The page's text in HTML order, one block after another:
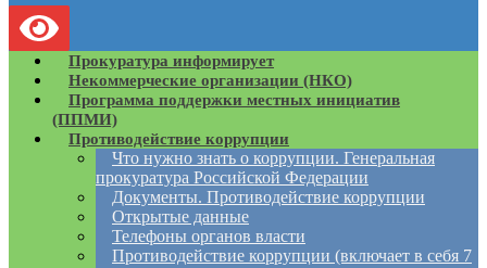
Прокуратура информирует
Некоммерческие организации (НКО)
Программа поддержки местных инициатив
(ППМИ)
Противодействие коррупции
Что нужно знать о коррупции. Генеральная
прокуратура Российской Федерации
Документы. Противодействие коррупции
Открытые данные
Телефоны органов власти
Противодействие коррупции (включает в себя 7